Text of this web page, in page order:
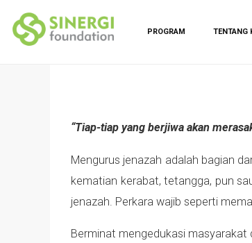
PROGRAM TENTANG
“Tiap-tiap yang berjiwa akan
Mengurus jenazah adalah bagian
kematian kerabat, tetangga, pun
jenazah. Perkara wajib seperti
Berminat mengedukasi masyarakat